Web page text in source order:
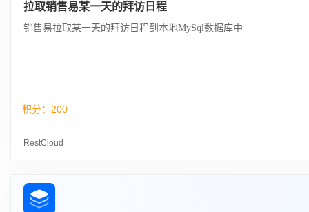
拉取销售易某一天的拜访日程
销售易拉取某一天的拜访日程到本地MySql数据库中
积分： 200
RestCloud